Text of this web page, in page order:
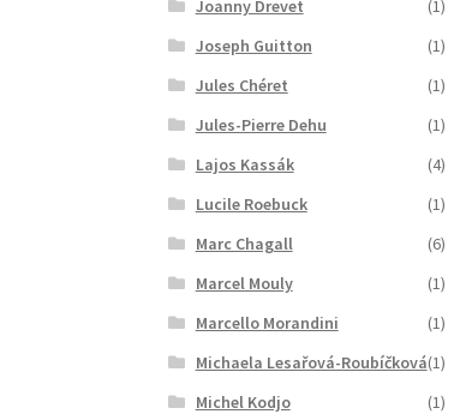
Joanny Drevet
(1)
Joseph Guitton
(1)
Jules Chéret
(1)
Jules-Pierre Dehu
(1)
Lajos Kassák
(4)
Lucile Roebuck
(1)
Marc Chagall
(6)
Marcel Mouly
(1)
Marcello Morandini
(1)
Michaela Lesařová-Roubíčková(1)
Michel Kodjo
(1)